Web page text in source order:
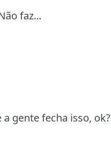
faz...
gente fecha isso, ok?